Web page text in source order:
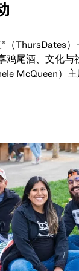
”（ThursDates
鸡尾酒、文化与
McQueen）
力的展厅，那里